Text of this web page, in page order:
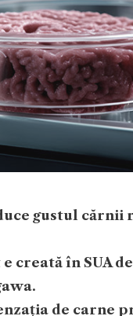
gustul cărnii
creată în SUA
de carne